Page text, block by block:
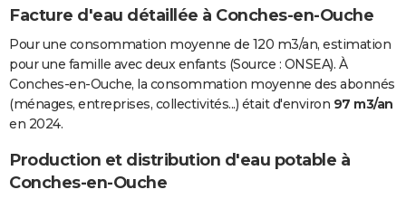
Facture d'eau détaillée à Conches-en-Ouche
Pour une consommation moyenne de 120 m3/an, estimation
pour une famille avec deux enfants (Source : ONSEA). À
Conches-en-Ouche, la consommation moyenne des abonnés
(ménages, entreprises, collectivités...) était d'environ 97 m3/an
en 2024.
Production et distribution d'eau potable à
Conches-en-Ouche